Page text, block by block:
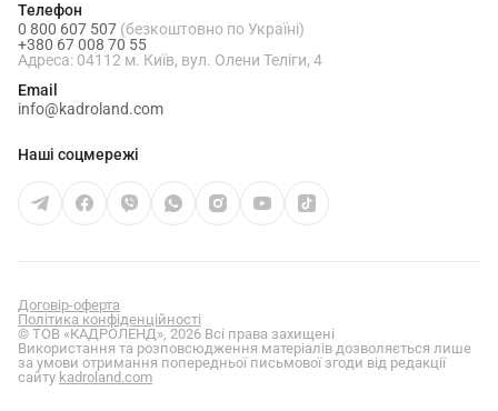
Телефон
0 800 607 507 (безкоштовно по Україні)
+380 67 008 70 55
Адреса: 04112 м. Київ, вул. Олени Теліги, 4
Email
info@kadroland.com
Наші соцмережі
Договір-оферта
Політика конфіденційності
© ТОВ «КАДРОЛЕНД», 2026 Всі права захищені
Використання та розповсюдження матеріалів дозволяється лише
за умови отримання попередньої письмової згоди від редакції
сайту kadroland.com